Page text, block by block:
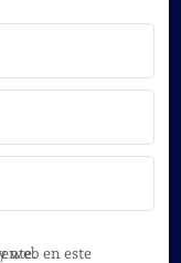
comente.